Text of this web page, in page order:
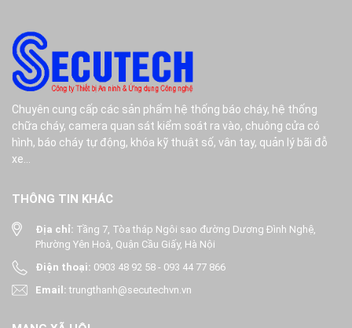
Chuyên cung cấp các sản phẩm hệ thống báo cháy, hệ thống
chữa cháy, camera quan sát kiểm soát ra vào, chuông cửa có
hình, báo cháy tự động, khóa kỹ thuật số, vân tay, quản lý bãi đỗ
xe...
THÔNG TIN KHÁC
Địa chỉ: Tầng 7, Tòa tháp Ngôi sao đường Dương Đình Nghệ,
Phường Yên Hoà, Quận Cầu Giấy, Hà Nội
Điện thoại: 0903 48 92 58 - 093 44 77 866
Email:trungthanh@secutechvn.vn